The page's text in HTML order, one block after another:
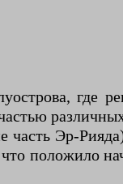
где
часть Эр-
положило